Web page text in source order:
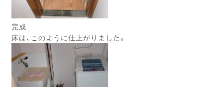
完成
床は、このように仕上がりました。